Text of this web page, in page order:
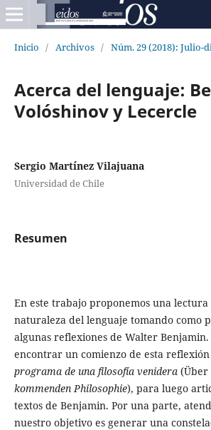
Inicio / Archivos / Núm. 29 (2018): Julio-
Acerca del lenguaje:
Volóshinov y Lecercle
Sergio Martínez Vilajuana
Universidad de Chile
Resumen
En este trabajo proponemos una
naturaleza del lenguaje tomando como
algunas reflexiones de Walter Benjamin.
encontrar un comienzo de esta
programa de una filosofía venidera (Über
kommenden Philosophie), para luego
textos de Benjamin. Por una parte,
nuestro objetivo es generar una